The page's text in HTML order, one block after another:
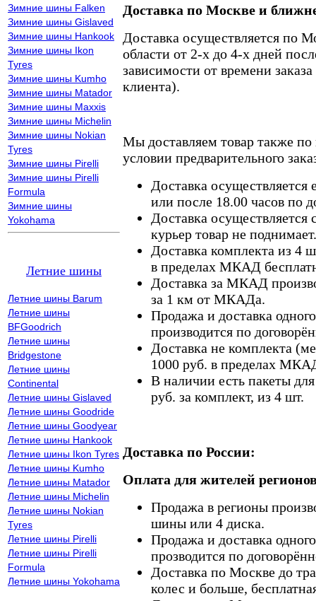
Зимние шины Falken
Зимние шины Gislaved
Зимние шины Hankook
Зимние шины Ikon
Tyres
Зимние шины Kumho
Зимние шины Matador
Зимние шины Maxxis
Зимние шины Michelin
Зимние шины Nokian
Tyres
Зимние шины Pirelli
Зимние шины Pirelli
Formula
Зимние шины
Yokohama
Летние шины
Летние шины Barum
Летние шины
BFGoodrich
Летние шины
Bridgestone
Летние шины
Continental
Летние шины Gislaved
Летние шины Goodride
Летние шины Goodyear
Летние шины Hankook
Летние шины Ikon Tyres
Летние шины Kumho
Летние шины Matador
Летние шины Michelin
Летние шины Nokian
Tyres
Летние шины Pirelli
Летние шины Pirelli
Formula
Летние шины Yokohama
Доставка по Москве и
Доставка осуществляется по
области от 2-х до 4-х дней
зависимости от времени
клиента).
Мы доставляем товар также
условии предварительного
Доставка осуществляется
или после 18.00 часов по
Доставка осуществляется
курьер товар не поднимает.
Доставка комплекта из 4
в пределах МКАД
Доставка за МКАД
за 1 км от МКАДа.
Продажа и доставка
производится по
Доставка не комплекта
1000 руб. в пределах
В наличии есть пакеты
руб. за комплект, из 4 шт.
Доставка по России:
Оплата для жителей
Продажа в регионы
шины или 4 диска.
Продажа и доставка
прозводится по
Доставка по Москве до
колес и больше,